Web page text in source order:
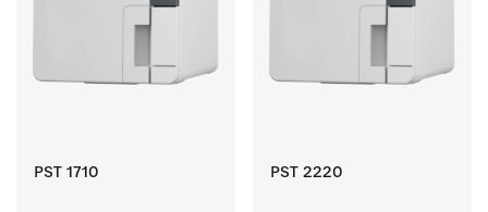
PST 1710 PST 2220